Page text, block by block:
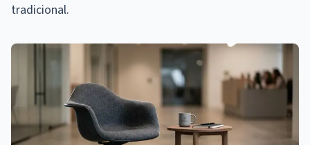
tradicional.